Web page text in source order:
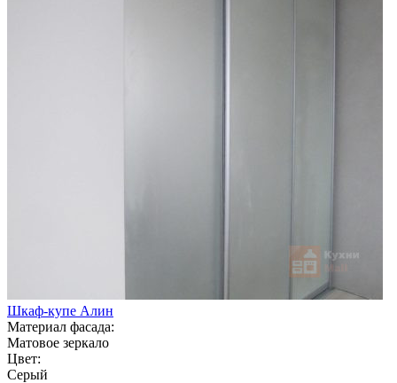
Шкаф-купе Алин
Материал фасада:
Матовое зеркало
Цвет:
Серый